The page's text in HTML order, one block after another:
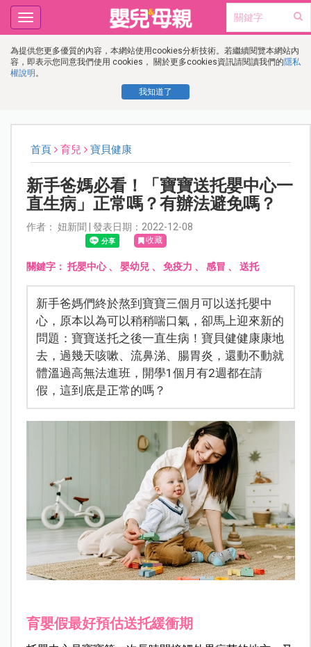
為提供您更多優質的內容，本網站使用cookies分析技術。若繼續閱覽本網站內
容，即表示您同意我們使用 cookies， 關於更多cookies資訊請閱讀我們的隱私
權說明 。
我知道了
Toggle
navigation
首頁 育兒 寶貝健康
新手爸媽必看！「寶寶送托嬰中心一
直生病」正常嗎？有辦法避免嗎？
作者： 妞新聞 | 發表日期：2022-12-08
收藏
關鍵字： 托嬰中心、 嬰幼兒、 免疫力 、 感冒 、 送托
新手爸媽們終於熬到寶寶三個月可以送托嬰中
心，原本以為可以稍稍喘口氣，卻馬上迎來新的
問題：寶寶送托之後一直生病！寶貝健健康康地
去，過幾天咳嗽、流鼻涕、腸胃炎，還動不動就
體溫過高無法進班，開學1個月有2週都在請
假，這到底是正常的嗎？
育嬰假最好預估送托緩衝期